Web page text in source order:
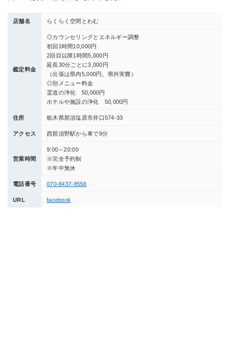
店舗名 らくらく空間とわむ
鑑定料金
◎カウンセリングとエネルギー調整
初回1時間10,000円
2回目以降1時間5,000円
延長30分ごとに3,000円
（出張は県内5,000円。県外実費）
◎別メニュー料金
霊道の浄化 50,000円
ホテルや施設の浄化 50,000円
住所 栃木県那須塩原市井口574-33
アクセス 西那須野駅から車で9分
営業時間
9:00～20:00
※完全予約制
※年中無休
電話番号 070-8437-8558
URL facebook